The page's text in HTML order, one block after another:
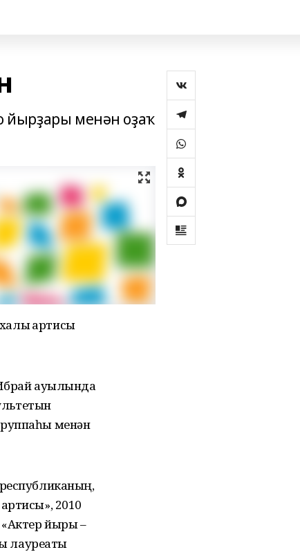
йырҙары менән оҙаҡ
артисы
ауылында
менән
республиканың,
2010
«Актер йыры –
лауреаты